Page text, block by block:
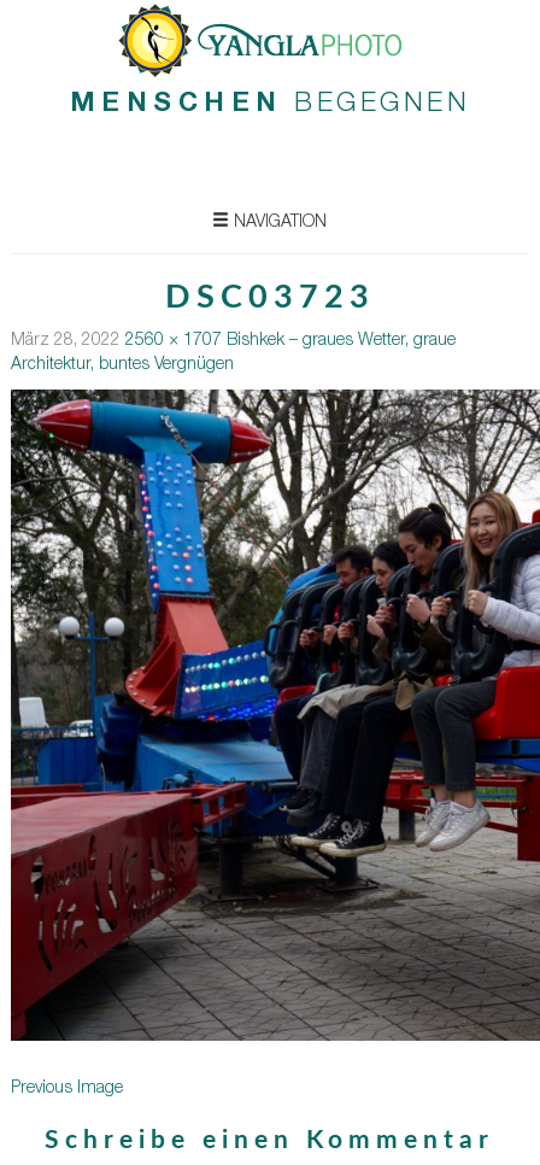
MENSCHEN BEGEGNEN
NAVIGATION
DSC03723
März 28, 2022 2560 × 1707 Bishkek – graues Wetter, graue
Architektur, buntes Vergnügen
Previous Image
Schreibe einen Kommentar